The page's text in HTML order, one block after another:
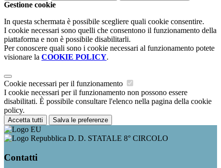
Gestione cookie
In questa schermata è possibile scegliere quali cookie consentire.
I cookie necessari sono quelli che consentono il funzionamento della
piattaforma e non è possibile disabilitarli.
Per conoscere quali sono i cookie necessari al funzionamento potete
visionare la COOKIE POLICY.
Cookie necessari per il funzionamento
I cookie necessari per il funzionamento non possono essere
disabilitati. È possibile consultare l'elenco nella pagina della cookie
policy.
Accetta tutti Salva le preferenze
D. D. STATALE 8° CIRCOLO
Contatti